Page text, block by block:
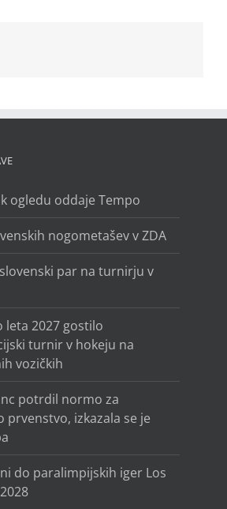
ogledu oddaje Tempo
nogometašev v ZDA
par na turnirju v
leta 2027 gostilo
turnir v hokeju na
vozičkih
potrdil normo za
prvenstvo, izkazala se je
do paralimpijskih iger Los